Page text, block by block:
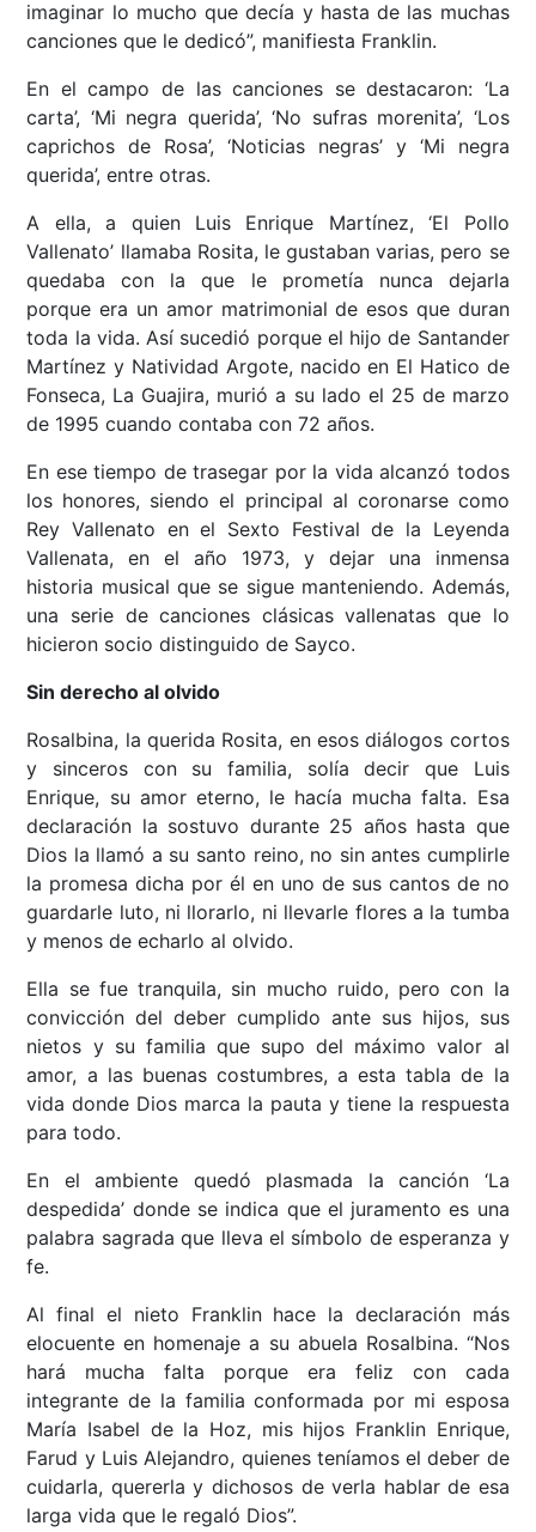
imaginar lo mucho que decía y hasta de las muchas
canciones que le dedicó”, manifiesta Franklin.
En el campo de las canciones se destacaron: ‘La
carta’, ‘Mi negra querida’, ‘No sufras morenita’, ‘Los
caprichos de Rosa’, ‘Noticias negras’ y ‘Mi negra
querida’, entre otras.
A ella, a quien Luis Enrique Martínez, ‘El Pollo
Vallenato’ llamaba Rosita, le gustaban varias, pero se
quedaba con la que le prometía nunca dejarla
porque era un amor matrimonial de esos que duran
toda la vida. Así sucedió porque el hijo de Santander
Martínez y Natividad Argote, nacido en El Hatico de
Fonseca, La Guajira, murió a su lado el 25 de marzo
de 1995 cuando contaba con 72 años.
En ese tiempo de trasegar por la vida alcanzó todos
los honores, siendo el principal al coronarse como
Rey Vallenato en el Sexto Festival de la Leyenda
Vallenata, en el año 1973, y dejar una inmensa
historia musical que se sigue manteniendo. Además,
una serie de canciones clásicas vallenatas que lo
hicieron socio distinguido de Sayco.
Sin derecho al olvido
Rosalbina, la querida Rosita, en esos diálogos cortos
y sinceros con su familia, solía decir que Luis
Enrique, su amor eterno, le hacía mucha falta. Esa
declaración la sostuvo durante 25 años hasta que
Dios la llamó a su santo reino, no sin antes cumplirle
la promesa dicha por él en uno de sus cantos de no
guardarle luto, ni llorarlo, ni llevarle flores a la tumba
y menos de echarlo al olvido.
Ella se fue tranquila, sin mucho ruido, pero con la
convicción del deber cumplido ante sus hijos, sus
nietos y su familia que supo del máximo valor al
amor, a las buenas costumbres, a esta tabla de la
vida donde Dios marca la pauta y tiene la respuesta
para todo.
En el ambiente quedó plasmada la canción ‘La
despedida’ donde se indica que el juramento es una
palabra sagrada que lleva el símbolo de esperanza y
fe.
Al final el nieto Franklin hace la declaración más
elocuente en homenaje a su abuela Rosalbina. “Nos
hará mucha falta porque era feliz con cada
integrante de la familia conformada por mi esposa
María Isabel de la Hoz, mis hijos Franklin Enrique,
Farud y Luis Alejandro, quienes teníamos el deber de
cuidarla, quererla y dichosos de verla hablar de esa
larga vida que le regaló Dios”.